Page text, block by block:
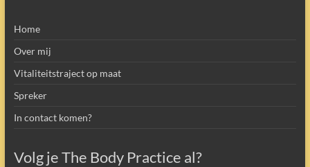
Home
Over mij
Vitaliteitstraject op maat
Spreker
In contact komen?
Volg je The Body Practice al?